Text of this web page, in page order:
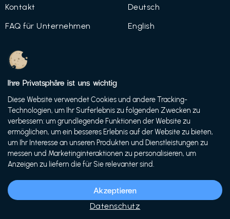
Kontakt
FAQ für Unternehmen
Datenschutz
Nutzungsbedingungen
Deutsch
English
© 2021 FutureBens GmbH
Ihre Privatsphäre ist uns wichtig
Diese Website verwendet Cookies und andere Tracking-
Technologien, um Ihr Surferlebnis zu folgenden Zwecken zu
verbessern: um grundlegende Funktionen der Website zu
ermöglichen, um ein besseres Erlebnis auf der Website zu bieten,
um Ihr Interesse an unseren Produkten und Dienstleistungen zu
messen und Marketinginteraktionen zu personalisieren, um
Anzeigen zu liefern die für Sie relevanter sind.
Akzeptieren
Datenschutz